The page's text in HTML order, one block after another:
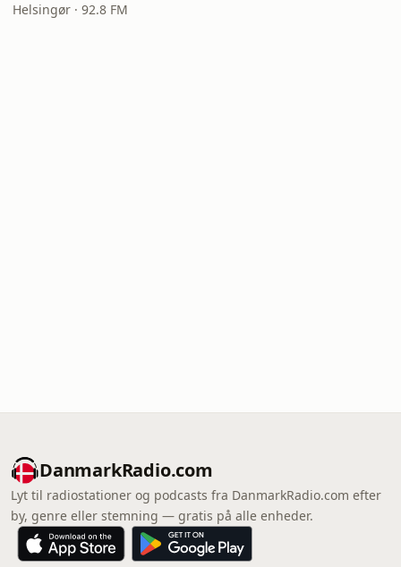
Helsingør · 92.8 FM
DanmarkRadio.com
Lyt til radiostationer og podcasts fra DanmarkRadio.com efter
by, genre eller stemning — gratis på alle enheder.